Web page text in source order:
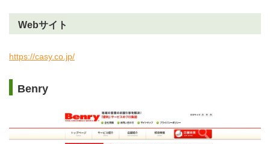
Webサイト
https://casy.co.jp/
Benry